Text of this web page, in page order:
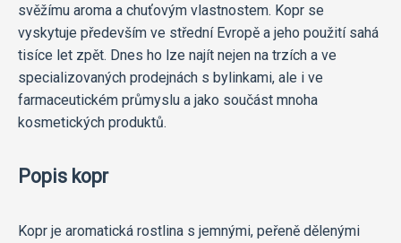
svěžímu aroma a chuťovým vlastnostem. Kopr se
vyskytuje především ve střední Evropě a jeho použití sahá
tisíce let zpět. Dnes ho lze najít nejen na trzích a ve
specializovaných prodejnách s bylinkami, ale i ve
farmaceutickém průmyslu a jako součást mnoha
kosmetických produktů.
Popis kopr
Kopr je aromatická rostlina s jemnými, peřeně dělenými